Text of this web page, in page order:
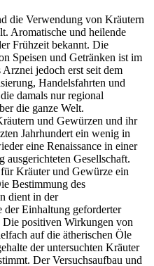
die Verwendung von Kräutern
Aromatische und heilende
Frühzeit bekannt. Die
Speisen und Getränken ist im
jedoch erst seit dem
Handelsfahrten und
damals nur regional
die ganze Welt.
und Gewürzen und ihr
Jahrhundert ein wenig in
eine Renaissance in einer
ausgerichteten Gesellschaft.
Kräuter und Gewürze ein
Bestimmung des
dient in der
Einhaltung geforderter
positiven Wirkungen von
auf die ätherischen Öle
der untersuchten Kräuter
Der Versuchsaufbau und